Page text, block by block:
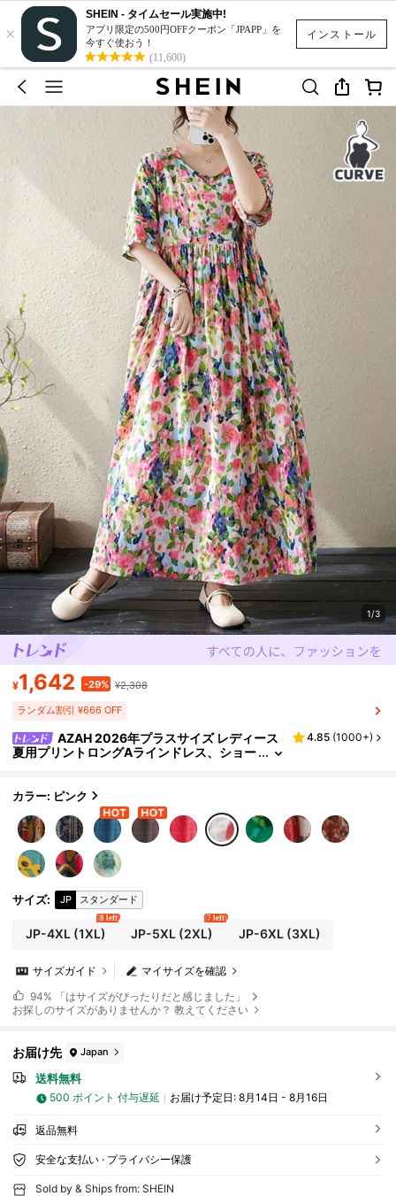
インストール
×
SHEIN - タイムセール実施中!
アプリ限定の500円OFFクーポン「JPAPP」を
今すぐ使おう！
(11,600)
1/3
¥1,642 -29% ¥2,308
ランダム割引 ¥666 OFF
AZAH 2026年プラスサイズ レディース
夏用プリントロングAラインドレス、ショー
ョンピンク
4.85 (1000+)
カラー: ピンク
サイズ: JP スタンダード
JP-4XL(1XL)
8 left
JP-5XL (2XL)
7 left
JP-6XL(3XL)
マイサイズを確認
サイズガイド
94% 「はサイズがぴったりだと感じました」
お探しのサイズがありませんか？ 教えてください
お届け先 Japan
送料無料
500 ポイント 付与遅延 お届け予定日: 8月14日 - 8月16日
返品無料
安全な支払い · プライバシー保護
Sold by & Ships from: SHEIN